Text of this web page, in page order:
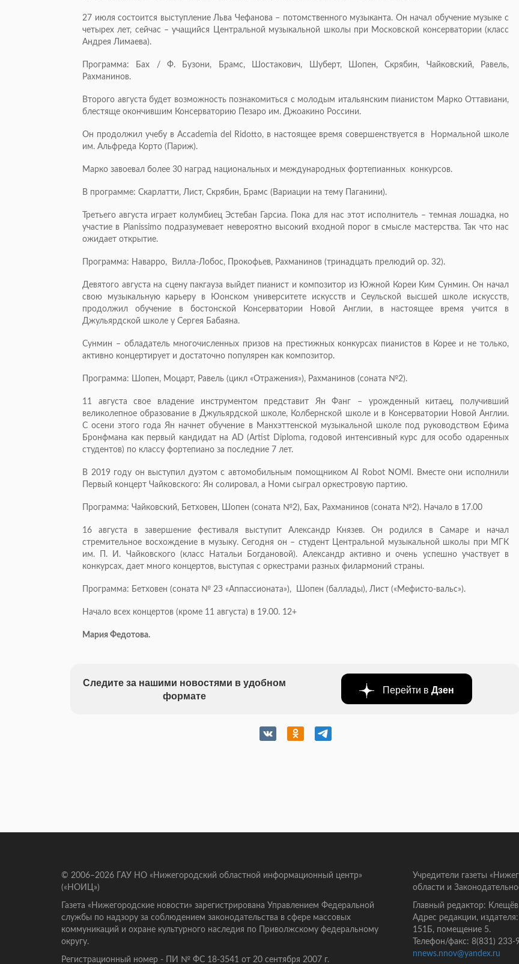
27 июля состоится выступление Льва Чефанова – потомственного музыканта. Он начал обучение музыке с
четырех лет, сейчас – учащийся Центральной музыкальной школы при Московской консерватории (класс
Андрея Лимаева).
Программа: Бах / Ф. Бузони, Брамс, Шостакович, Шуберт, Шопен, Скрябин, Чайковский, Равель,
Рахманинов.
Второго августа будет возможность познакомиться с молодым итальянским пианистом Марко Оттавиани,
блестяще окончившим Консерваторию Пезаро им. Джоакино Россини.
Он продолжил учебу в Accademia del Ridotto, в настоящее время совершенствуется в Нормальной школе
им. Альфреда Корто (Париж).
Марко завоевал более 30 наград национальных и международных фортепианных конкурсов.
В программе: Скарлатти, Лист, Скрябин, Брамс (Вариации на тему Паганини).
Третьего августа играет колумбиец Эстебан Гарсиа. Пока для нас этот исполнитель – темная лошадка, но
участие в Pianissimo подразумевает невероятно высокий входной порог в смысле мастерства. Так что нас
ожидает открытие.
Программа: Наварро, Вилла-Лобос, Прокофьев, Рахманинов (тринадцать прелюдий op. 32).
Девятого августа на сцену пакгауза выйдет пианист и композитор из Южной Кореи Ким Сунмин. Он начал
свою музыкальную карьеру в Юонском университете искусств и Сеульской высшей школе искусств,
продолжил обучение в бостонской Консерватории Новой Англии, в настоящее время учится в
Джульярдской школе у Сергея Бабаяна.
Сунмин – обладатель многочисленных призов на престижных конкурсах пианистов в Корее и не только,
активно концертирует и достаточно популярен как композитор.
Программа: Шопен, Моцарт, Равель (цикл «Отражения»), Рахманинов (соната №2).
11 августа свое владение инструментом представит Ян Фанг – урожденный китаец, получивший
великолепное образование в Джульярдской школе, Колбернской школе и в Консерватории Новой Англии.
С осени этого года Ян начнет обучение в Манхэттенской музыкальной школе под руководством Ефима
Бронфмана как первый кандидат на AD (Artist Diploma, годовой интенсивный курс для особо одаренных
студентов) по классу фортепиано за последние 7 лет.
В 2019 году он выступил дуэтом с автомобильным помощником AI Robot NOMI. Вместе они исполнили
Первый концерт Чайковского: Ян солировал, а Номи сыграл оркестровую партию.
Программа: Чайковский, Бетховен, Шопен (соната №2), Бах, Рахманинов (соната №2). Начало в 17.00
16 августа в завершение фестиваля выступит Александр Князев. Он родился в Самаре и начал
стремительное восхождение в музыку. Сегодня он – студент Центральной музыкальной школы при МГК
им. П. И. Чайковского (класс Натальи Богдановой). Александр активно и очень успешно участвует в
конкурсах, дает много концертов, выступая с оркестрами разных филармоний страны.
Программа: Бетховен (соната № 2З «Аппассионата»), Шопен (баллады), Лист («Мефисто-вальс»).
Начало всех концертов (кроме 11 августа) в 19.00. 12+
Мария Федотова.
Следите за нашими новостями в удобном
формате
Перейти в Дзен
© 2006–2026 ГАУ НО «Нижегородский областной информационный центр»
(«НОИЦ»)
Газета «Нижегородские новости» зарегистрирована Управлением Федеральной
службы по надзору за соблюдением законодательства в сфере массовых
коммуникаций и охране культурного наследия по Приволжскому федеральному
округу.
Регистрационный номер - ПИ № ФС 18-3541 от 20 сентября 2007 г.
Учредители газеты
области и
Главный редактор:
Адрес редакции,
151Б, помещение 5.
Телефон/факс: 8(831)
nnews.nnov@yandex.ru